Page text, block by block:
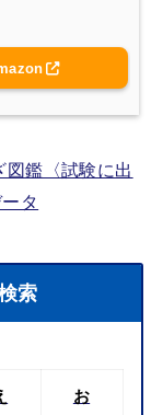
鑑〈試験に出
タ
索
お